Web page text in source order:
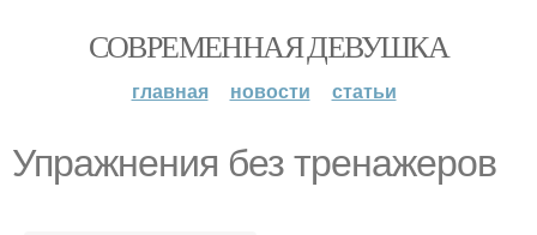
СОВРЕМЕННАЯ ДЕВУШКА
главная новости статьи
Упражнения без тренажеров